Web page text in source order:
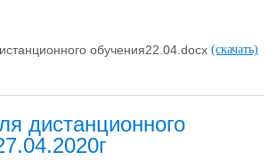
обучения22.04.docx (скачать)
дистанционного